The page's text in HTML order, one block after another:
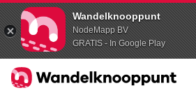
Wandelknooppunt
NodeMapp BV
GRATIS - In Google Play